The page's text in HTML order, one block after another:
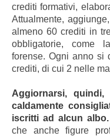
crediti formativi,
Attualmente,
almeno 60 crediti in
obbligatorie, come
forense. Ogni anno si
crediti, di cui 2 nelle
Aggiornarsi,
caldamente
iscritti ad alcun albo.
che anche figure